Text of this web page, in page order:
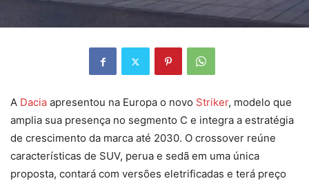
A Dacia apresentou na Europa o novo Striker, modelo que
amplia sua presença no segmento C e integra a estratégia
de crescimento da marca até 2030. O crossover reúne
características de SUV, perua e sedã em uma única
proposta, contará com versões eletrificadas e terá preço